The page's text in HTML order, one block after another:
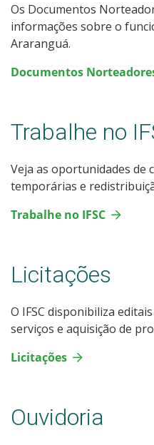
Os Documentos
informações sobre o
Araranguá.
Documentos
Trabalhe no
Veja as oportunidades de
temporárias e
Trabalhe no IFSC
Licitações
O IFSC disponibiliza
serviços e aquisição de
Licitações
Ouvidoria